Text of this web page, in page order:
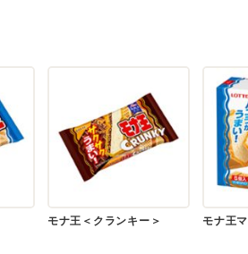
モナ王＜クランキー＞ モナ王